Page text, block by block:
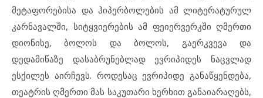
მეტაფორებისა და ჰიპერბოლების ამ ლიტერატურულ
კარნავალში, სიტყვიერების ამ ფეიერვერკში ღმერთი
დიონისე, ბოლოს და ბოლოს, გაერკვევა და
დედამიწაზე დასაბრუნებლად ევრიპიდეს ნაცვლად
ესქილეს აირჩევს. როდესაც ევრიპიდე განაწყენდება,
თეატრის ღმერთი მას საკუთარი ხერხით განაიარაღებს,